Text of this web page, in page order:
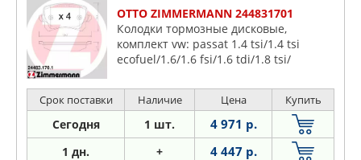
OTTO ZIMMERMANN 244831701
Колодки тормозные дисковые,
комплект vw: passat 1.4 tsi/1.4 tsi
ecofuel/1.6/1.6 fsi/1.6 tdi/1.8 tsi/
Срок поставки Наличие Цена Купить
Сегодня 1 шт. 4 971 р.
1 дн. + 4 447 р.